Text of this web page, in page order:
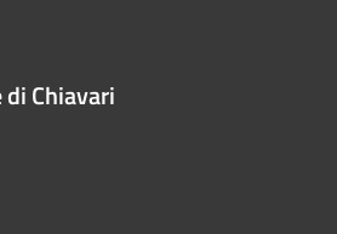
Chiavari